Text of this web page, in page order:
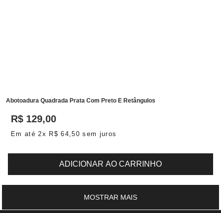
Abotoadura Quadrada Prata Com Preto E Retângulos
R$ 129,00
Em até2x R$ 64,50 sem juros
ADICIONAR AO CARRINHO
MOSTRAR MAIS